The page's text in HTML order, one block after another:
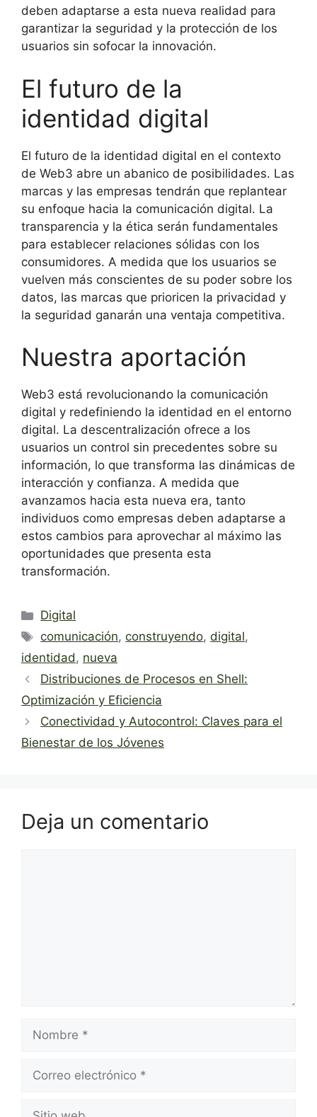
deben adaptarse a esta nueva realidad para
garantizar la seguridad y la protección de los
usuarios sin sofocar la innovación.
El futuro de la
identidad digital
El futuro de la identidad digital en el contexto
de Web3 abre un abanico de posibilidades. Las
marcas y las empresas tendrán que replantear
su enfoque hacia la comunicación digital. La
transparencia y la ética serán fundamentales
para establecer relaciones sólidas con los
consumidores. A medida que los usuarios se
vuelven más conscientes de su poder sobre los
datos, las marcas que prioricen la privacidad y
la seguridad ganarán una ventaja competitiva.
Nuestra aportación
Web3 está revolucionando la comunicación
digital y redefiniendo la identidad en el entorno
digital. La descentralización ofrece a los
usuarios un control sin precedentes sobre su
información, lo que transforma las dinámicas de
interacción y confianza. A medida que
avanzamos hacia esta nueva era, tanto
individuos como empresas deben adaptarse a
estos cambios para aprovechar al máximo las
oportunidades que presenta esta
transformación.
Categorías
Digital
Etiquetas
comunicación,construyendo,digital,
identidad, nueva
Distribuciones de Procesos en Shell:
Optimización y Eficiencia
Conectividad y Autocontrol: Claves para el
Bienestar de los Jóvenes
Deja un comentario
Nombre
Correo
Sitio